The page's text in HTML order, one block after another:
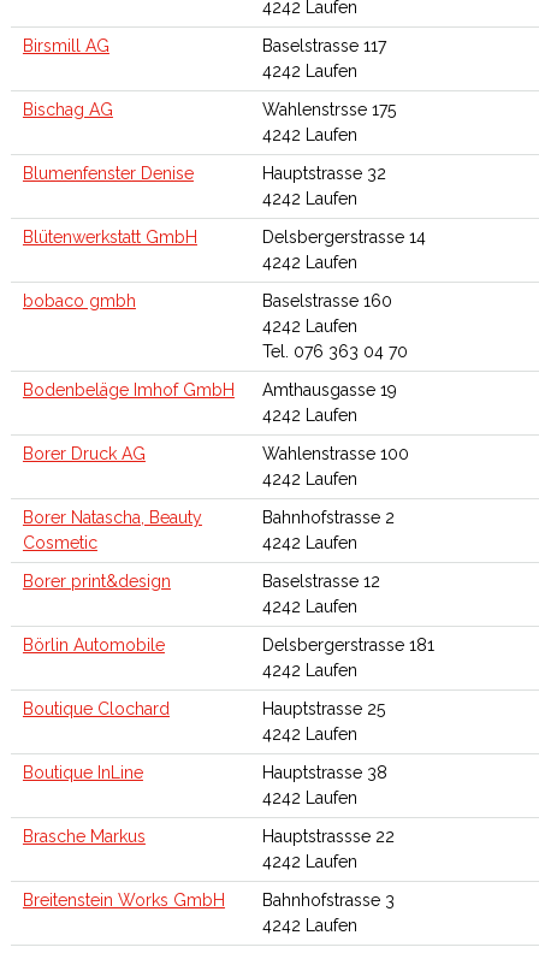
4242 Laufen
Birsmill AG
Baselstrasse 117
4242 Laufen
Bischag AG
Wahlenstrsse 175
4242 Laufen
Blumenfenster Denise
Hauptstrasse 32
4242 Laufen
Blütenwerkstatt GmbH
Delsbergerstrasse 14
4242 Laufen
bobaco gmbh
Baselstrasse 160
4242 Laufen
Tel. 076 363 04 70
Bodenbeläge Imhof GmbH
Amthausgasse 19
4242 Laufen
Borer Druck AG
Wahlenstrasse 100
4242 Laufen
Borer Natascha, Beauty
Cosmetic
Bahnhofstrasse 2
4242 Laufen
Borer print&design
Baselstrasse 12
4242 Laufen
Börlin Automobile
Delsbergerstrasse 181
4242 Laufen
Boutique Clochard
Hauptstrasse 25
4242 Laufen
Boutique InLine
Hauptstrasse 38
4242 Laufen
Brasche Markus
Hauptstrassse 22
4242 Laufen
Breitenstein Works GmbH
Bahnhofstrasse 3
4242 Laufen